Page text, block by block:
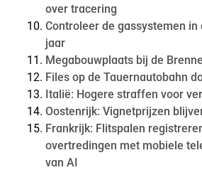
over tracering
Controleer de gassystemen in
jaar
Megabouwplaats bij de
Files op de Tauernautobahn
Italië: Hogere straffen voor
Oostenrijk: Vignetprijzen
Frankrijk: Flitspalen
overtredingen met mobiele
van AI